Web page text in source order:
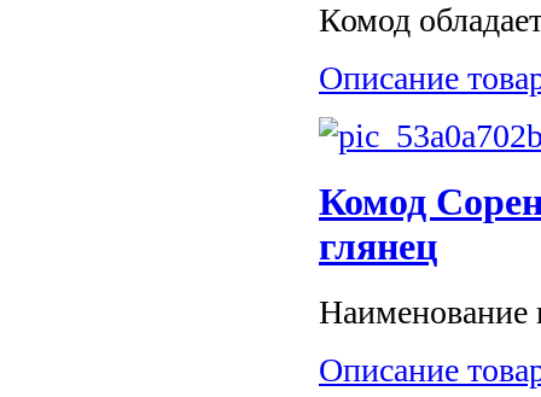
Комод
Описание
Комод
глянец
Наименование
Описание